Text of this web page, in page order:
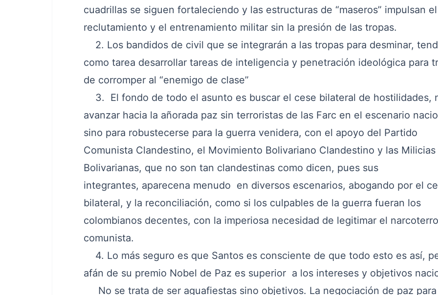
cuadrillas se siguen fortaleciendo y las estructuras de “maseros” impulsan el
reclutamiento y el entrenamiento militar sin la presión de las tropas.
2. Los bandidos de civil que se integrarán a las tropas para desminar,
como tarea desarrollar tareas de inteligencia y penetración ideológica para
de corromper al “enemigo de clase”
3. El fondo de todo el asunto es buscar el cese bilateral de hostilidades,
avanzar hacia la añorada paz sin terroristas de las Farc en el escenario
sino para robustecerse para la guerra venidera, con el apoyo del Partido
Comunista Clandestino, el Movimiento Bolivariano Clandestino y las Milicias
Bolivarianas, que no son tan clandestinas como dicen, pues sus
integrantes, aparecena menudo en diversos escenarios, abogando por el
bilateral, y la reconciliación, como si los culpables de la guerra fueran los
colombianos decentes, con la imperiosa necesidad de legitimar el
comunista.
4. Lo más seguro es que Santos es consciente de que todo esto es así,
afán de su premio Nobel de Paz es superior a los intereses y objetivos
No se trata de ser aguafiestas sino objetivos. La negociación de paz para